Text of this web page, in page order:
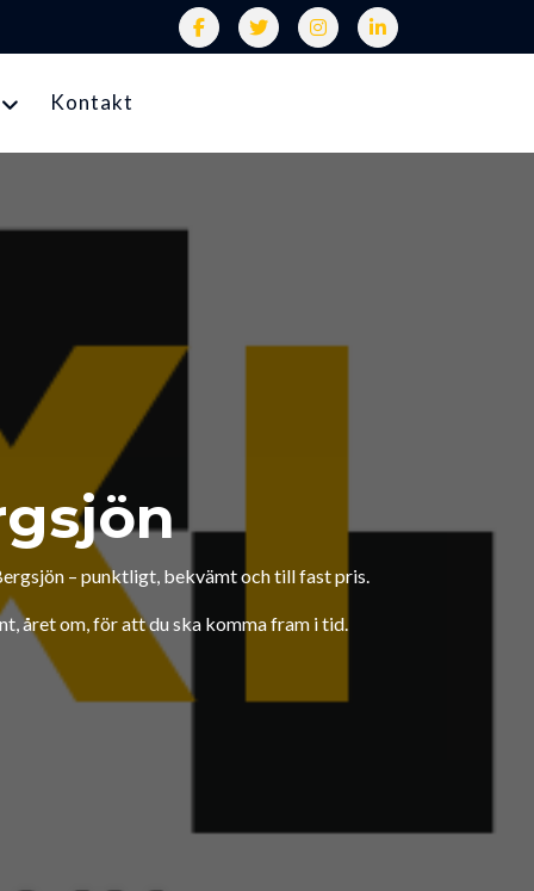
Kontakt
– punktligt, bekvämt och till fast pris.
året om, för att du ska komma fram i tid.